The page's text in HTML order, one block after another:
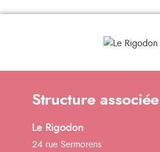
Structure associée
Le Rigodon
24 rue Sermorens